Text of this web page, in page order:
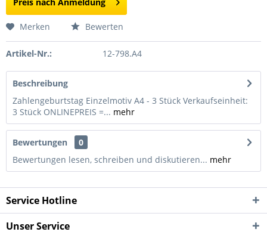
Merken Bewerten
Artikel-Nr.: 12-798.A4
Beschreibung
Zahlengeburtstag Einzelmotiv A4 - 3 Stück Verkaufseinheit:
3 Stück ONLINEPREIS =... mehr
Bewertungen
0
Bewertungen lesen, schreiben und diskutieren... mehr
Service Hotline
Unser Service